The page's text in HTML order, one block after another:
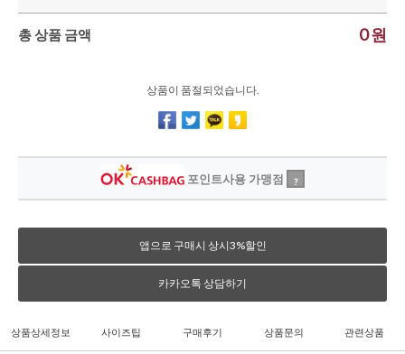
총 상품 금액 0원
상품이 품절되었습니다.
포인트사용 가맹점 ?
앱으로 구매시 상시3%할인
카카오톡 상담하기
상품상세정보 사이즈팁 구매후기 상품문의 관련상품